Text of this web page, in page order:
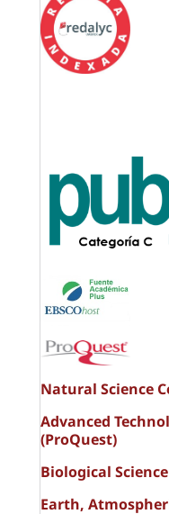
Natural Science
Advanced
(ProQuest)
Biological
Earth,